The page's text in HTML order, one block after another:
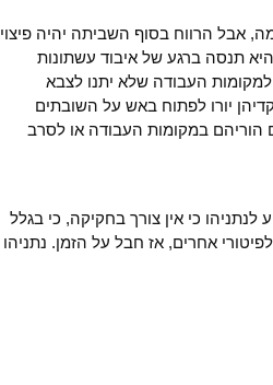
אבל הרווח בסוף השביתה יהיה פיצוי
תנסה ברגע של איבוד עשתונות
העבודה שלא יתנו לצבא
יורו לפתוח באש על השובתים
הוריהם במקומות העבודה או לסרב
כי אין צורך בחקיקה, כי בגלל
אחרים, אז חבל על הזמן. נתניהו